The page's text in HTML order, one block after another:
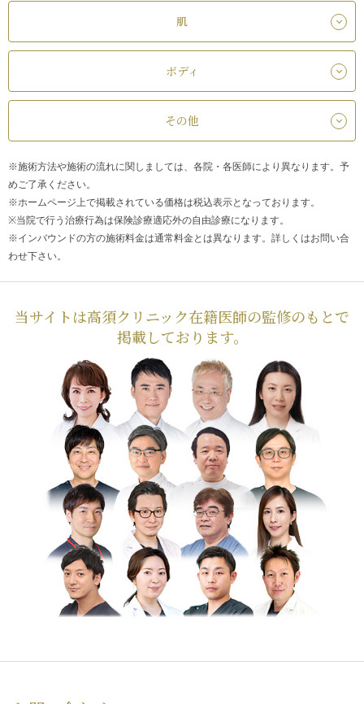
肌
ボディ
その他
※施術方法や施術の流れに関しましては、各院・各医師により異なります。予
めご了承ください。
※ホームページ上で掲載されている価格は税込表示となっております。
※当院で行う治療行為は保険診療適応外の自由診療になります。
※インバウンドの方の施術料金は通常料金とは異なります。詳しくはお問い合
わせ下さい。
当サイトは高須クリニック在籍医師の監修のもとで
掲載しております。